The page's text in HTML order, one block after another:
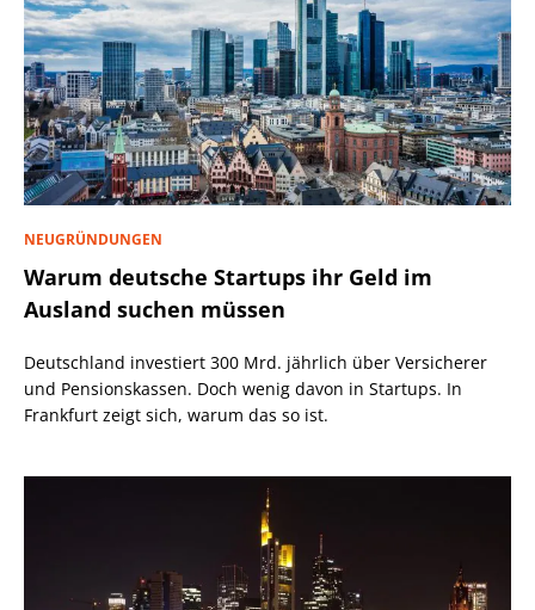
NEUGRÜNDUNGEN
Warum deutsche Startups ihr Geld im
Ausland suchen müssen
Deutschland investiert 300 Mrd. jährlich über Versicherer
und Pensionskassen. Doch wenig davon in Startups. In
Frankfurt zeigt sich, warum das so ist.